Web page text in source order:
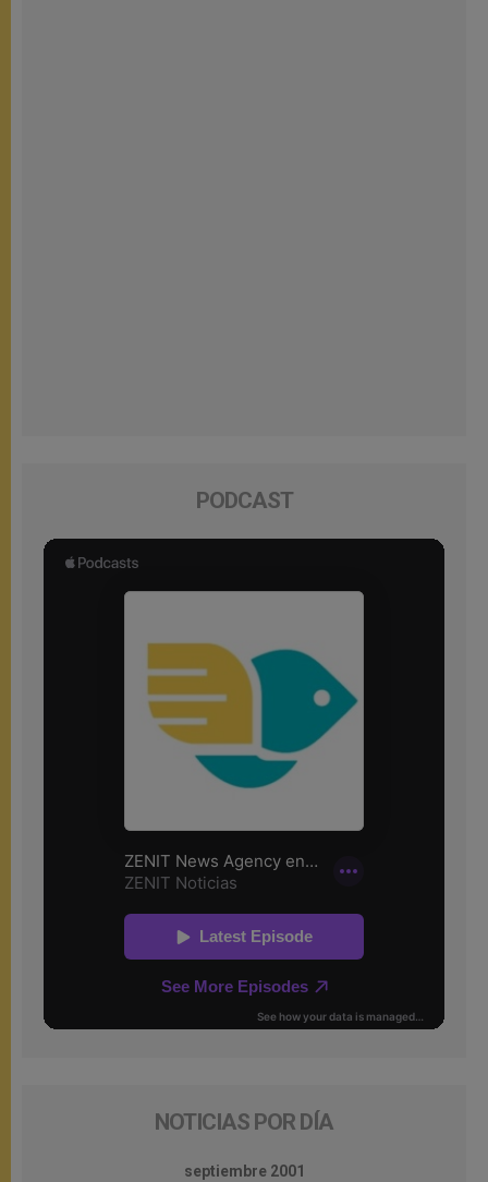
PODCAST
NOTICIAS POR DÍA
septiembre 2001